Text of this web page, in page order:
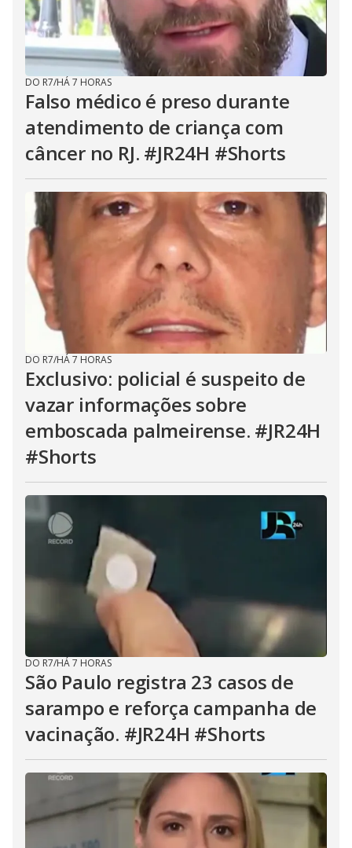
DO R7/HÁ 7 HORAS
Falso médico é preso durante
atendimento de criança com
câncer no RJ. #JR24H #Shorts
DO R7/HÁ 7 HORAS
Exclusivo: policial é suspeito de
vazar informações sobre
emboscada palmeirense. #JR24H
#Shorts
DO R7/HÁ 7 HORAS
São Paulo registra 23 casos de
sarampo e reforça campanha de
vacinação. #JR24H #Shorts